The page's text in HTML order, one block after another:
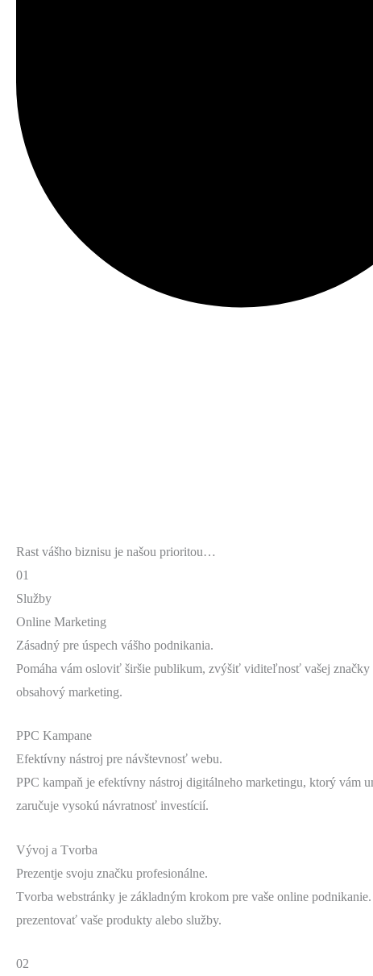
Rast vášho biznisu je našou prioritou…
01
Služby
Online Marketing
Zásadný pre úspech vášho podnikania.
Pomáha vám osloviť širšie publikum, zvýšiť viditeľnosť vašej
obsahový marketing.
PPC Kampane
Efektívny nástroj pre návštevnosť webu.
PPC kampaň je efektívny nástroj digitálneho marketingu, ktorý vám
zaručuje vysokú návratnosť investícií.
Vývoj a Tvorba
Prezentje svoju značku profesionálne.
Tvorba webstránky je základným krokom pre vaše online
prezentovať vaše produkty alebo služby.
02